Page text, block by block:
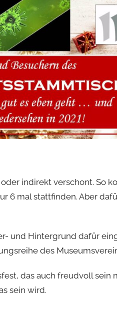
indirekt verschont. So
6 mal stattfinden. Aber
und Hintergrund dafür
des
das auch freudvoll sein
sein wird.